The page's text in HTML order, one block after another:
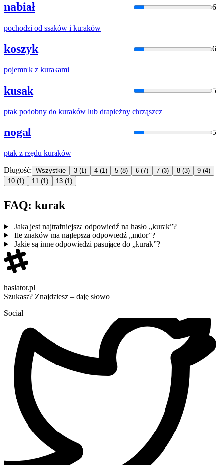
nabiał 6
pochodzi od ssaków i kuraków
koszyk 6
pojemnik z kurakami
kusak 5
ptak podobny do kuraków lub drapieżny chrząszcz
nogal 5
ptak z rzędu kuraków
Długość: Wszystkie 3 (1) 4 (1) 5 (8) 6 (7) 7 (3) 8 (3) 9 (4)
10 (1) 11 (1) 13 (1)
FAQ: kurak
Jaka jest najtrafniejsza odpowiedź na hasło „kurak”?
Ile znaków ma najlepsza odpowiedź „indor”?
Jakie są inne odpowiedzi pasujące do „kurak”?
haslator.pl
Szukasz? Znajdziesz – daję słowo
Social